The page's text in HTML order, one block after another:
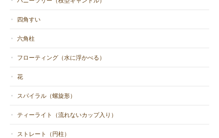
四角すい
六角柱
フローティング（水に浮かべる）
花
スパイラル（螺旋形）
ティーライト（流れないカップ入り）
ストレート（円柱）